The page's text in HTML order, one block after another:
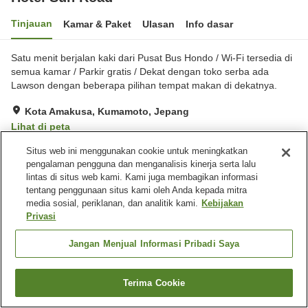
Tinjauan Kamar & Paket Ulasan Info dasar
Satu menit berjalan kaki dari Pusat Bus Hondo / Wi-Fi tersedia di
semua kamar / Parkir gratis / Dekat dengan toko serba ada
Lawson dengan beberapa pilihan tempat makan di dekatnya.
Kota Amakusa, Kumamoto, Jepang
Lihat di peta
Hebat Ulasan:495
Fasilitas properti
Tempat parkir
Spa / Salon kecantikan
Restoran
Beranda Jepang Kumamoto
Kota Amakusa
Hotel Sun Road
Cari kamar
Situs web ini menggunakan cookie untuk meningkatkan
pengalaman pengguna dan menganalisis kinerja serta lalu
lintas di situs web kami. Kami juga membagikan informasi
tentang penggunaan situs kami oleh Anda kepada mitra
media sosial, periklanan, dan analitik kami. Kebijakan
Privasi
Jangan Menjual Informasi Pribadi Saya
Terima Cookie